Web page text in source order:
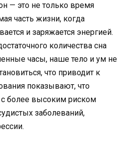
— это не только время
часть жизни, когда
и заряжается энергией.
количества сна
часы, наше тело и ум не
что приводит к
показывают, что
с более высоким риском
заболеваний,